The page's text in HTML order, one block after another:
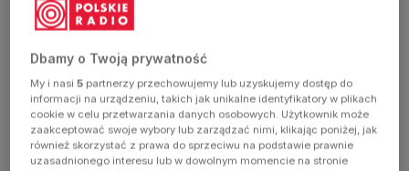
exception
has
occurred
(see the
Dbamy o Twoją prywatność
My i nasi5 partnerzy przechowujemy lub uzyskujemy dostęp do
informacji na urządzeniu, takich jak unikalne identyfikatory w plikach
cookie w celu przetwarzania danych osobowych. Użytkownik może
zaakceptować swoje wybory lub zarządzać nimi, klikając poniżej, jak
również skorzystać z prawa do sprzeciwu na podstawie prawnie
uzasadnionego interesu lub w dowolnym momencie na stronie